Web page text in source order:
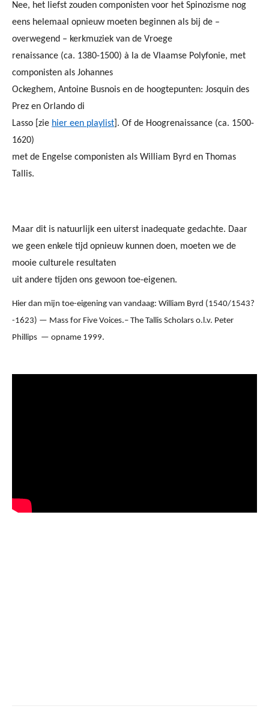
Nee, het liefst zouden componisten voor het Spinozisme nog
eens helemaal opnieuw moeten beginnen als bij de –
overwegend – kerkmuziek van de Vroege
renaissance (ca. 1380-1500) à la de Vlaamse Polyfonie, met
componisten als Johannes
Ockeghem, Antoine Busnois en de hoogtepunten: Josquin des
Prez en Orlando di
Lasso [zie hier een playlist ]. Of de Hoogrenaissance (ca. 1500-
1620)
met de Engelse componisten als William Byrd en Thomas
Tallis.
Maar dit is natuurlijk een uiterst inadequate gedachte. Daar
we geen enkele tijd opnieuw kunnen doen, moeten we de
mooie culturele resultaten
uit andere tijden ons gewoon toe-eigenen.
Hier dan mijn toe-eigening van vandaag: William Byrd (1540/1543?
-1623) — Mass for Five Voices.– The Tallis Scholars o.l.v. Peter
Phillips — opname 1999.